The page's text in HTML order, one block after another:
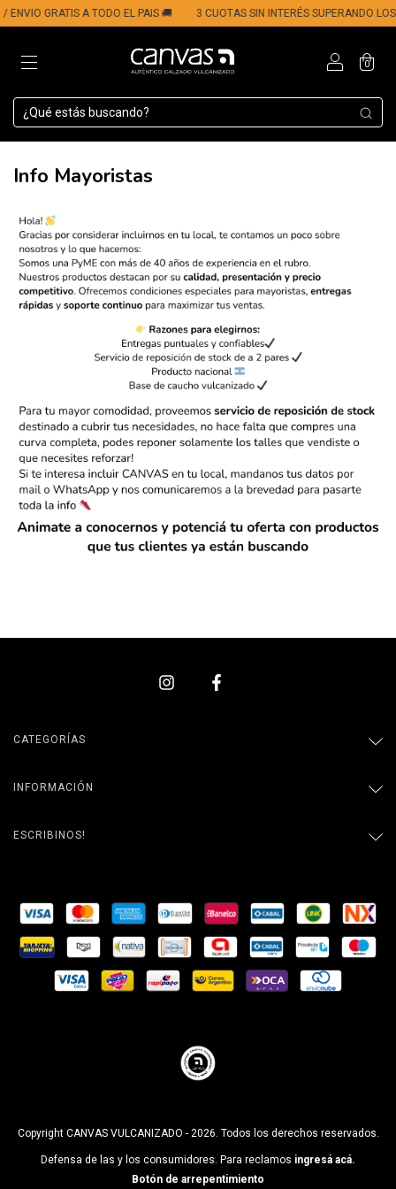
GRATIS A TODO EL PAIS 🚚 3 CUOTAS SIN INTERÉS SUPERANDO
0
Info Mayoristas
CATEGORÍAS
INFORMACIÓN
ESCRIBINOS!
Copyright CANVAS VULCANIZADO - 2026. Todos los derechos reservados.
Defensa de las y los consumidores. Para reclamos ingresá acá.
Botón de arrepentimiento